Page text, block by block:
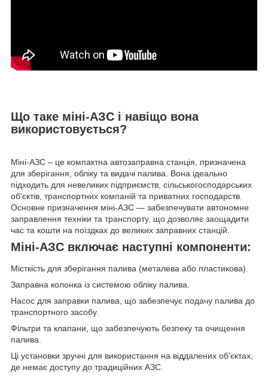
Що таке міні-АЗС і навіщо вона
використовується?
Міні-АЗС – це компактна автозаправна станція, призначена
для зберігання, обліку та видачі палива. Вона ідеально
підходить для невеликих підприємств, сільськогосподарських
об'єктів, транспортних компаній та приватних господарств.
Основне призначення міні-АЗС — забезпечувати автономне
заправлення техніки та транспорту, що дозволяє заощадити
час та кошти на поїздках до великих заправних станцій.
Міні-АЗС включає наступні компоненти:
Місткість для зберігання палива (металева або пластикова).
Заправна колонка із системою обліку палива.
Насос для заправки палива, що забезпечує подачу палива до
транспортного засобу.
Фільтри та клапани, що забезпечують безпеку та очищення
палива.
Ці установки зручні для використання на віддалених об'єктах,
де немає доступу до традиційних АЗС.